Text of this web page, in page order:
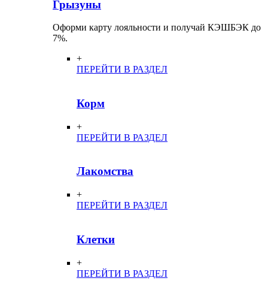
Грызуны
Оформи карту лояльности и получай КЭШБЭК до
7%.
+
ПЕРЕЙТИ В РАЗДЕЛ
Корм
+
ПЕРЕЙТИ В РАЗДЕЛ
Лакомства
+
ПЕРЕЙТИ В РАЗДЕЛ
Клетки
+
ПЕРЕЙТИ В РАЗДЕЛ